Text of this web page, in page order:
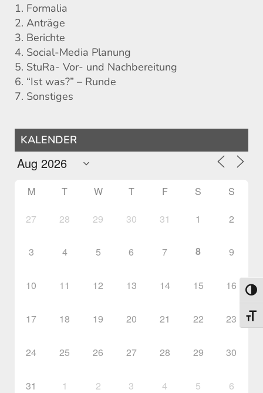
1. Formalia
2. Anträge
3. Berichte
4. Social-Media Planung
5. StuRa- Vor- und Nachbereitung
6. “Ist was?” – Runde
7. Sonstiges
KALENDER
M T W T F S S
27 28 29 30 31 1 2
3 4 5 6 7 8 9
10 11 12 13 14 15 16
17 18 19 20 21 22 23
24 25 26 27 28 29 30
31 1 2 3 4 5 6